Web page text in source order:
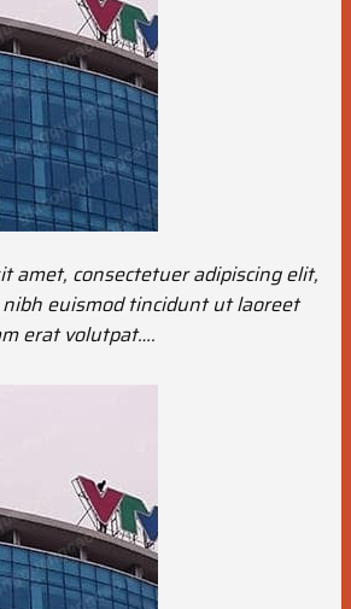
amet, consectetuer adipiscing elit,
euismod tincidunt ut laoreet
erat volutpat….